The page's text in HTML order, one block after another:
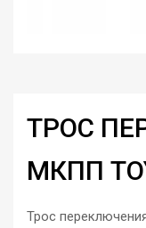
ТРОС
МКПП
Трос